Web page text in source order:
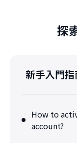
探
新手入門指
How to
account?